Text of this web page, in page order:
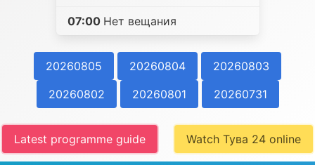
07:00 Нет вещания
20260805 20260804
20260803
20260802
20260801 20260731
Latest programme guide Watch Тува 24 online